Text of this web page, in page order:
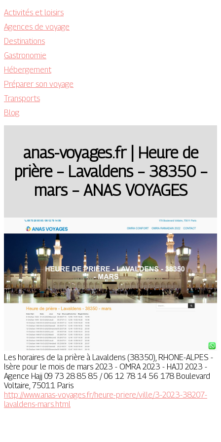
Activités et loisirs
Agences de voyage
Destinations
Gastronomie
Hébergement
Préparer son voyage
Transports
Blog
anas-voyages.fr | Heure de
prière – Lavaldens – 38350 –
mars – ANAS VOYAGES
Les horaires de la prière à Lavaldens (38350), RHONE-ALPES -
Isère pour le mois de mars 2023 - OMRA 2023 - HAJJ 2023 -
Agence Hajj 09 73 28 85 85 / 06 12 78 14 56 178 Boulevard
Voltaire, 75011 Paris
http://www.anas-voyages.fr/heure-priere/ville/3-2023-38207-
lavaldens-mars.html